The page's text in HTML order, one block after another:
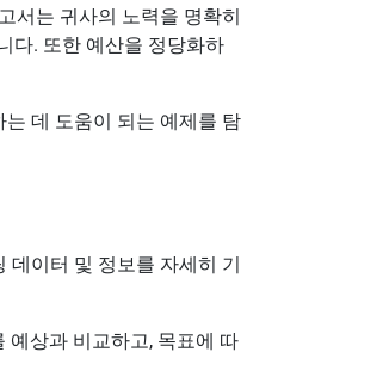
서는 귀사의 노력을 명확히
다. 또한 예산을 정당화하
데 도움이 되는 예제를 탐
데이터 및 정보를 자세히 기
예상과 비교하고, 목표에 따